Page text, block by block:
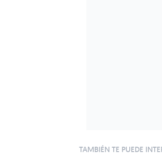
TAMBIÉN TE PUEDE